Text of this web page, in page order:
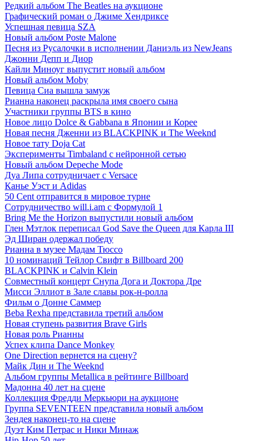
Редкий альбом The Beatles на аукционе
Графический роман о Джиме Хендриксе
Успешная певица SZA
Новый альбом Poste Malone
Песня из Русалочки в исполнении Даниэль из NewJeans
Джонни Депп и Диор
Кайли Миноуг выпустит новый альбом
Новый альбом Moby
Певица Сиа вышла замуж
Рианна наконец раскрыла имя своего сына
Участники группы BTS в кино
Новое лицо Dolce & Gabbana в Японии и Корее
Новая песня Дженни из BLACKPINK и The Weeknd
Новое тату Doja Cat
Эксперименты Timbaland c нейронной сетью
Новый альбом Depeche Mode
Дуа Липа сотрудничает с Versace
Канье Уэст и Adidas
50 Сent отправится в мировое турне
Сотрудничество will.i.am с Формулой 1
Bring Me the Horizon выпустили новый альбом
Глен Мэтлок переписал God Save the Queen для Карла III
Эд Ширан одержал победу
Рианна в музее Мадам Тюссо
10 номинаций Тейлор Свифт в Billboard 200
BLACKPINK и Calvin Klein
Совместный концерт Снупа Дога и Доктора Дре
Мисси Эллиот в Зале славы рок-н-ролла
Фильм о Донне Саммер
Beba Rexha представила третий альбом
Новая ступень развития Brave Girls
Новая роль Рианны
Успех клипа Dance Monkey
One Direction вернется на сцену?
Майк Дин и The Weeknd
Альбом группы Metallica в рейтинге Billboard
Мадонна 40 лет на сцене
Коллекция Фредди Меркьюри на аукционе
Группа SEVENTEEN представила новый альбом
Зендея наконец-то на сцене
Дуэт Ким Петрас и Ники Минаж